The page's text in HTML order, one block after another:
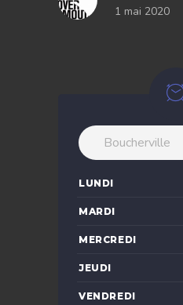
1 mai 2020
Boucherville
LUNDI
MARDI
MERCREDI
JEUDI
VENDREDI